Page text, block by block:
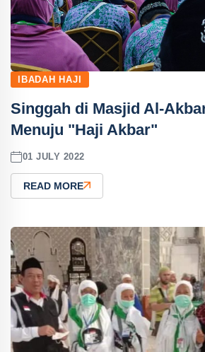
IBADAH HAJI
Singgah di Masjid Al-
Menuju "Haji Akbar"
01 JULY 2022
READ MORE